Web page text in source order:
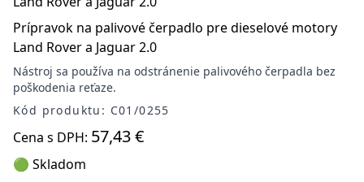
Prípravok na palivové čerpadlo pre dieselové motory
Land Rover a Jaguar 2.0
Nástroj sa používa na odstránenie palivového čerpadla bez
poškodenia reťaze.
Kód produktu: C01/0255
Cena s DPH: 57,43 €
🟢 Skladom